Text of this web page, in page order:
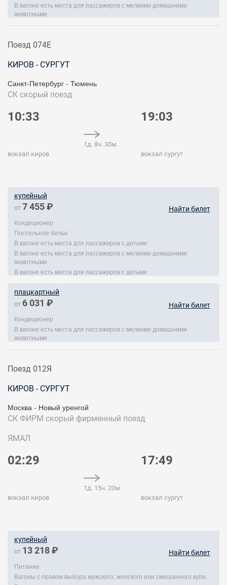
В вагоне есть места для пассажиров с мелкими домашними
животными
Поезд 074Е
КИРОВ - СУРГУТ
Санкт-Петербург - Тюмень
СК скорый поезд
10:33
вокзал киров
1д. 8ч. 30м.
19:03
вокзал сургут
купейный
от 7 455 ₽ Найти билет
Кондиционер
Постельное белье
В вагоне есть места для пассажиров с детьми
В вагоне есть места для пассажиров с мелкими домашними
животными
В вагоне есть места для пассажиров с детьми
плацкартный
от 6 031 ₽ Найти билет
Кондиционер
В вагоне есть места для пассажиров с мелкими домашними
животными
Поезд 012Я
КИРОВ - СУРГУТ
Москва - Новый уренгой
СК ФИРМ скорый фирменный поезд
ЯМАЛ
02:29
вокзал киров
1д. 15ч. 20м.
17:49
вокзал сургут
купейный
от 13 218 ₽ Найти билет
Питание
Вагоны с правом выбора мужского, женского или смешанного купе.